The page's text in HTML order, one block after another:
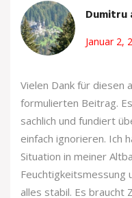
Dumitru
Januar 2,
Vielen Dank für diesen
formulierten Beitrag.
sachlich und fundiert
einfach ignorieren. Ich
Situation in meiner
Feuchtigkeitsmessung
alles stabil. Es braucht